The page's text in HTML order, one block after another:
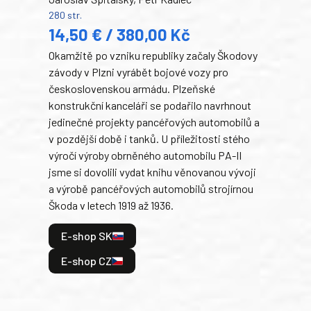
280 str.
14,50 € / 380,00 Kč
Okamžitě po vzniku republiky začaly Škodovy
závody v Plzni vyrábět bojové vozy pro
československou armádu. Plzeňské
konstrukční kanceláři se podařilo navrhnout
jedinečné projekty pancéřových automobilů a
v pozdější době i tanků. U příležitosti stého
výročí výroby obrněného automobilu PA-II
jsme si dovolili vydat knihu věnovanou vývoji
a výrobě pancéřových automobilů strojírnou
Škoda v letech 1919 až 1936.
E-shop SK
E-shop CZ